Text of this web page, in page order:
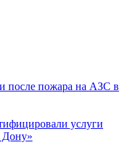
после пожара на АЗС в
услуги
Дону»